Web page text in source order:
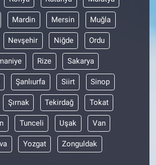
Mardin Mersin Muğla
Nevşehir Niğde Ordu
Rize Sakarya
Şanlıurfa Siirt Sinop
Şırnak Tekirdağ Tokat
Tunceli Uşak Van
Yozgat Zonguldak